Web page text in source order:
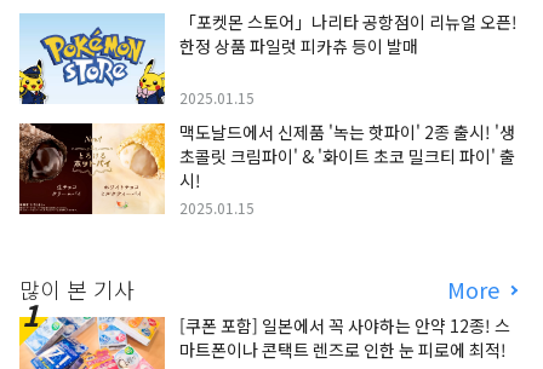
「포켓몬 스토어」나리타 공항점이 리뉴얼 오픈!
한정 상품 파일럿 피카츄 등이 발매
2025.01.15
맥도날드에서 신제품 '녹는 핫파이' 2종 출시! '생
초콜릿 크림파이' & '화이트 초코 밀크티 파이' 출
시!
2025.01.15
많이 본 기사 More
[쿠폰 포함] 일본에서 꼭 사야하는 안약 12종! 스
마트폰이나 콘택트 렌즈로 인한 눈 피로에 최적!